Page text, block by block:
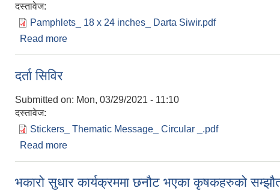
दस्तावेज:
Pamphlets_ 18 x 24 inches_ Darta Siwir.pdf
Read more
दर्ता सिविर
Submitted on: Mon, 03/29/2021 - 11:10
दस्तावेज:
Stickers_ Thematic Message_ Circular _.pdf
Read more
भकारो सुधार कार्यक्रममा छनौट भएका कृषकहरुको